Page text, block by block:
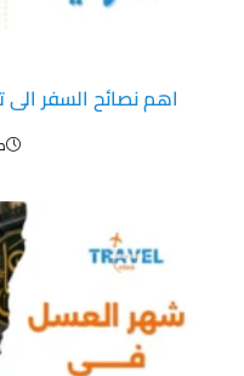
اهم نصائح السفر الى